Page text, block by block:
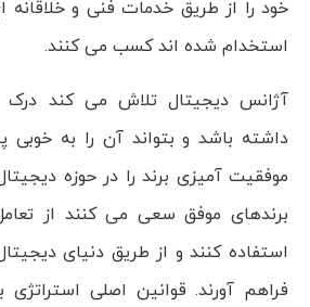
خود را از طریق خدمات فنی و
استخدام شده اند کسب می کنند.
آژانس دیجیتال تلاش می کند درک
داشته باشد و بتواند آن را به خوبی
موفقیت آمیزی برند را در حوزه
برندهای موفق سعی می کنند از
استفاده کنند و از طریق دنیای
فراهم آورند. قوانین اصلی